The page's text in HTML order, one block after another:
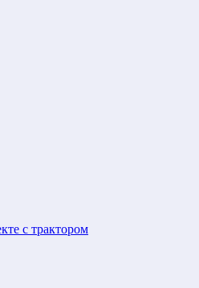
с трактором